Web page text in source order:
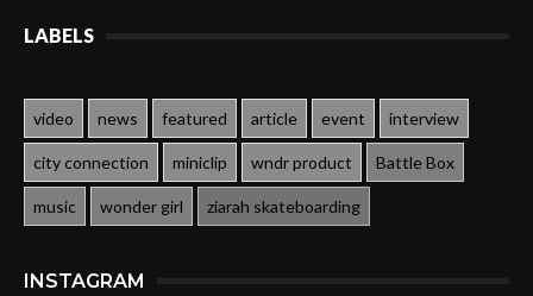
LABELS
video news featured article event interview
city connection miniclip wndr product Battle Box
music wonder girl ziarah skateboarding
INSTAGRAM